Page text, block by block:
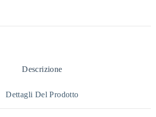
Descrizione
Dettagli Del Prodotto